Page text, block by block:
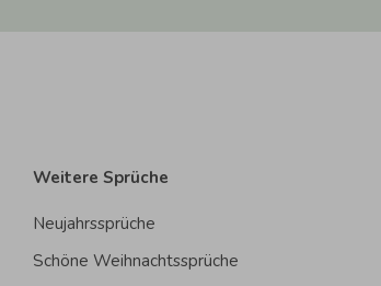
Weitere Sprüche
Neujahrssprüche
Schöne Weihnachtssprüche